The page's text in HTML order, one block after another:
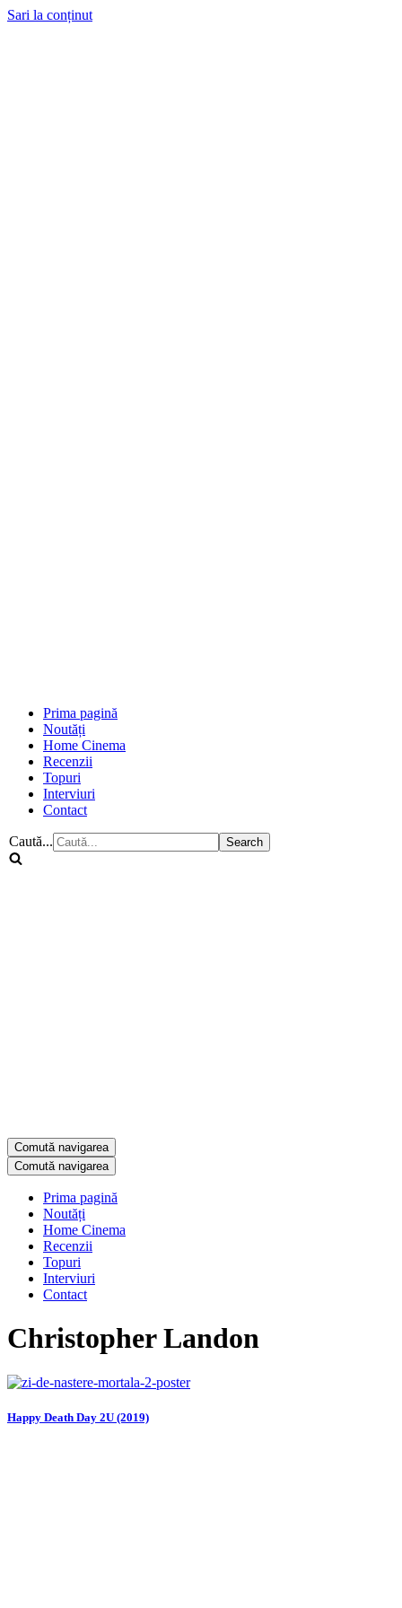
Sari la conținut
Prima pagină
Noutăți
Home Cinema
Recenzii
Topuri
Interviuri
Contact
Caută...
Comută navigarea
Comută navigarea
Prima pagină
Noutăți
Home Cinema
Recenzii
Topuri
Interviuri
Contact
Christopher Landon
Happy Death Day 2U (2019)